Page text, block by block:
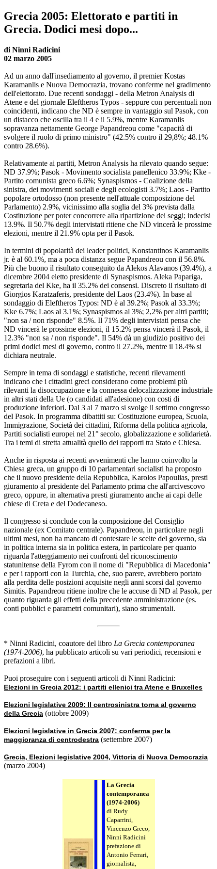
Grecia 2005: Elettorato e partiti in
Grecia. Dodici mesi dopo...
di Ninni Radicini
02 marzo 2005
Ad un anno dall'insediamento al governo, il premier Kostas
Karamanlis e Nuova Democrazia, trovano conferme nel gradimento
dell'elettorato. Due recenti sondaggi - della Metron Analysis di
Atene e del giornale Eleftheros Typos - seppure con percentuali non
coincidenti, indicano che ND è sempre in vantaggio sul Pasok, con
un distacco che oscilla tra il 4 e il 5.9%, mentre Karamanlis
sopravanza nettamente George Papandreou come "capacità di
svolgere il ruolo di primo ministro" (42.5% contro il 29,8%; 48.1%
contro 28.6%).
Relativamente ai partiti, Metron Analysis ha rilevato quando segue:
ND 37.9%; Pasok - Movimento socialista panellenico 33.9%; Kke -
Partito comunista greco 6.6%; Synaspismos - Coalizione della
sinistra, dei movimenti sociali e degli ecologisti 3.7%; Laos - Partito
popolare ortodosso (non presente nell'attuale composizione del
Parlamento) 2.9%, vicinissimo alla soglia del 3% prevista dalla
Costituzione per poter concorrere alla ripartizione dei seggi; indecisi
13.9%. Il 50.7% degli intervistati ritiene che ND vincerà le prossime
elezioni, mentre il 21.9% opta per il Pasok.
In termini di popolarità dei leader politici, Konstantinos Karamanlis
jr. è al 60.1%, ma a poca distanza segue Papandreou con il 56.8%.
Più che buono il risultato conseguito da Alekos Alavanos (39.4%), a
dicembre 2004 eletto presidente di Synaspismos. Aleka Papariga,
segretaria del Kke, ha il 35.2% dei consensi. Discreto il risultato di
Giorgios Karatzaferis, presidente del Laos (23.4%). In base al
sondaggio di Eleftheros Typos: ND è al 39.2%; Pasok al 33.3%;
Kke 6.7%; Laos al 3.1%; Synaspismos al 3%; 2,2% per altri partiti;
"non sa / non risponde" 8.5%. Il 71% degli intervistati pensa che
ND vincerà le prossime elezioni, il 15.2% pensa vincerà il Pasok, il
12.3% "non sa / non risponde". Il 54% dà un giudizio positivo dei
primi dodici mesi di governo, contro il 27.2%, mentre il 18.4% si
dichiara neutrale.
Sempre in tema di sondaggi e statistiche, recenti rilevamenti
indicano che i cittadini greci considerano come problemi più
rilevanti la disoccupazione e la connessa delocalizzazione industriale
in altri stati della Ue (o candidati all'adesione) con costi di
produzione inferiori. Dal 3 al 7 marzo si svolge il settimo congresso
del Pasok. In programma dibattiti su: Costituzione europea, Scuola,
Immigrazione, Società dei cittadini, Riforma della politica agricola,
Partiti socialisti europei nel 21° secolo, globalizzazione e solidarietà.
Tra i temi di stretta attualità quello dei rapporti tra Stato e Chiesa.
Anche in risposta ai recenti avvenimenti che hanno coinvolto la
Chiesa greca, un gruppo di 10 parlamentari socialisti ha proposto
che il nuovo presidente della Repubblica, Karolos Papoulias, presti
giuramento al presidente del Parlamento prima che all'arcivescovo
greco, oppure, in alternativa presti giuramento anche ai capi delle
chiese di Creta e del Dodecaneso.
Il congresso si conclude con la composizione del Consiglio
nazionale (ex Comitato centrale). Papandreou, in particolare negli
ultimi mesi, non ha mancato di contestare le scelte del governo, sia
in politica interna sia in politica estera, in particolare per quanto
riguarda l'atteggiamento nei confronti del riconoscimento
statunitense della Fyrom con il nome di "Repubblica di Macedonia"
e per i rapporti con la Turchia, che, suo parere, avrebbero portato
alla perdita delle posizioni acquisite negli anni scorsi dal governo
Simitis. Papandreou ritiene inoltre che le accuse di ND al Pasok, per
quanto riguarda gli effetti della precedente amministrazione (es.
conti pubblici e parametri comunitari), siano strumentali.
* Ninni Radicini, coautore del libro La Grecia contemporanea
(1974-2006), ha pubblicato articoli su vari periodici, recensioni e
prefazioni a libri.
Puoi proseguire con i seguenti articoli di Ninni Radicini:
Elezioni in Grecia 2012: i partiti ellenici tra Atene e Bruxelles
Elezioni legislative 2009: Il centrosinistra torna al governo
della Grecia (ottobre 2009)
Elezioni legislative in Grecia 2007: conferma per la
maggioranza di centrodestra (settembre 2007)
Grecia, Elezioni legislative 2004, Vittoria di Nuova Democrazia
(marzo 2004)
La Grecia
contemporanea
(1974-2006)
di Rudy
Caparrini,
Vincenzo Greco,
Ninni Radicini
prefazione di
Antonio Ferrari,
giornalista,